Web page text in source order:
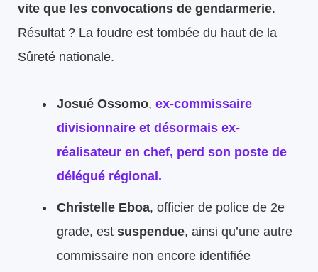
vite que les convocations de gendarmerie.
Résultat ? La foudre est tombée du haut de la
Sûreté nationale.
Josué Ossomo, ex-commissaire
divisionnaire et désormais ex-
réalisateur en chef, perd son poste de
délégué régional .
Christelle Eboa, officier de police de 2e
grade, est suspendue, ainsi qu’une autre
commissaire non encore identifiée